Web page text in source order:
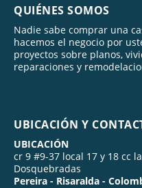
QUIÉNES SOMOS
Nadie sabe comprar una
hacemos el negocio por
proyectos sobre planos,
reparaciones y
UBICACIÓN Y
UBICACIÓN
cr 9 #9-37 local 17 y 18 cc
Dosquebradas
Pereira - Risaralda -